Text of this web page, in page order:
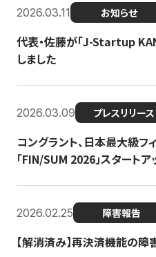
2026.03.11 お知らせ
代表・佐藤が「J-Startup
しました
2026.03.09 プレスリリース
コングラント、日本最大級フ
「FIN/SUM 2026」スタート
2026.02.25 障害報告
【解消済み】再決済機能の障